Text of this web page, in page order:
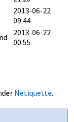
2013-06-22
09:44
2013-06-22
00:55
Netiquette.